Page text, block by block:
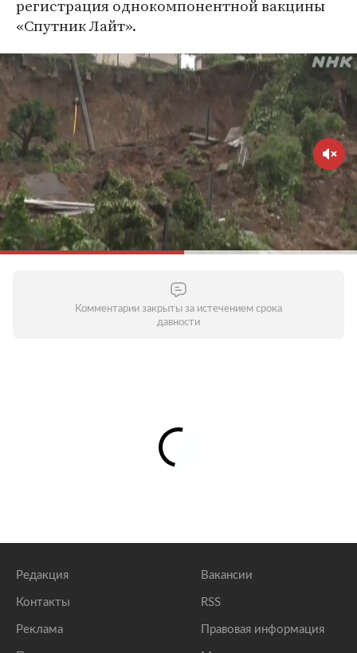
регистрация однокомпонентной вакцины
«Спутник Лайт».
Комментарии закрыты за истечением срока
давности
Редакция
Контакты
Реклама
Вакансии
RSS
Правовая информация